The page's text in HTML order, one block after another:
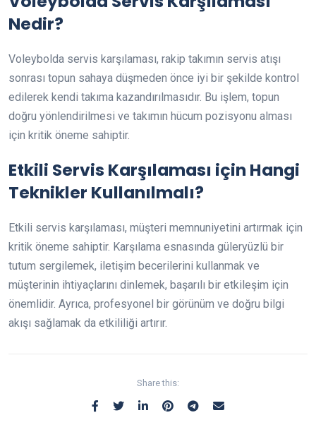
Nedir?
Voleybolda servis karşılaması, rakip takımın servis atışı
sonrası topun sahaya düşmeden önce iyi bir şekilde kontrol
edilerek kendi takıma kazandırılmasıdır. Bu işlem, topun
doğru yönlendirilmesi ve takımın hücum pozisyonu alması
için kritik öneme sahiptir.
Etkili Servis Karşılaması için Hangi
Teknikler Kullanılmalı?
Etkili servis karşılaması, müşteri memnuniyetini artırmak için
kritik öneme sahiptir. Karşılama esnasında güleryüzlü bir
tutum sergilemek, iletişim becerilerini kullanmak ve
müşterinin ihtiyaçlarını dinlemek, başarılı bir etkileşim için
önemlidir. Ayrıca, profesyonel bir görünüm ve doğru bilgi
akışı sağlamak da etkililiği artırır.
Share this: